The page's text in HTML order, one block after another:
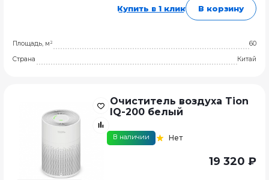
Купить в 1 клик В корзину
Площадь, м²
60
Страна
Китай
Очиститель воздуха Tion
IQ-200 белый
В наличии Нет
19 320 ₽